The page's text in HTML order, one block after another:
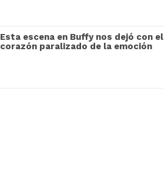
Esta escena en Buffy nos dejó con el
corazón paralizado de la emoción